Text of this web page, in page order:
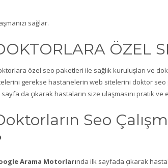
sağlar.
ÖZEL
özel seo paketleri ile sağlık kuruluşları ve
gerekse hastanelerin web sitelerini doktor
sayfa da çıkarak hastaların size ulaşmasını pratik
Seo
Arama Motorlarında ilk sayfada çıkarak